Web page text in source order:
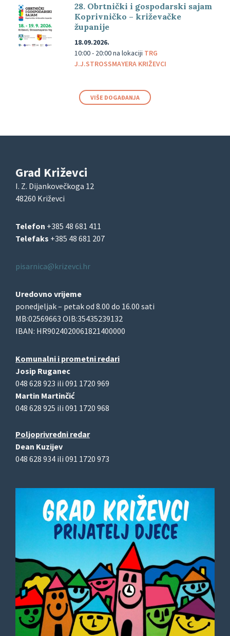
28. Obrtnički i gospodarski sajam
Koprivničko – križevačke
županije
18.09.2026.
10:00 - 20:00na lokaciji TRG
J.J.STROSSMAYERA KRIŽEVCI
VIŠE DOGAĐANJA
Grad Križevci
I. Z. Dijankovečkoga 12
48260 Križevci
Telefon +385 48 681 411
Telefaks +385 48 681 207
pisarnica@krizevci.hr
Uredovno vrijeme
ponedjeljak – petak od 8.00 do 16.00 sati
MB:02569663 OIB:35435239132
IBAN: HR9024020061821400000
Komunalni i prometni redari
Josip Ruganec
048 628 923 ili 091 1720 969
Martin Martinčić
048 628 925 ili 091 1720 968
Poljoprivredni redar
Dean Kuzijev
048 628 934 ili 091 1720 973